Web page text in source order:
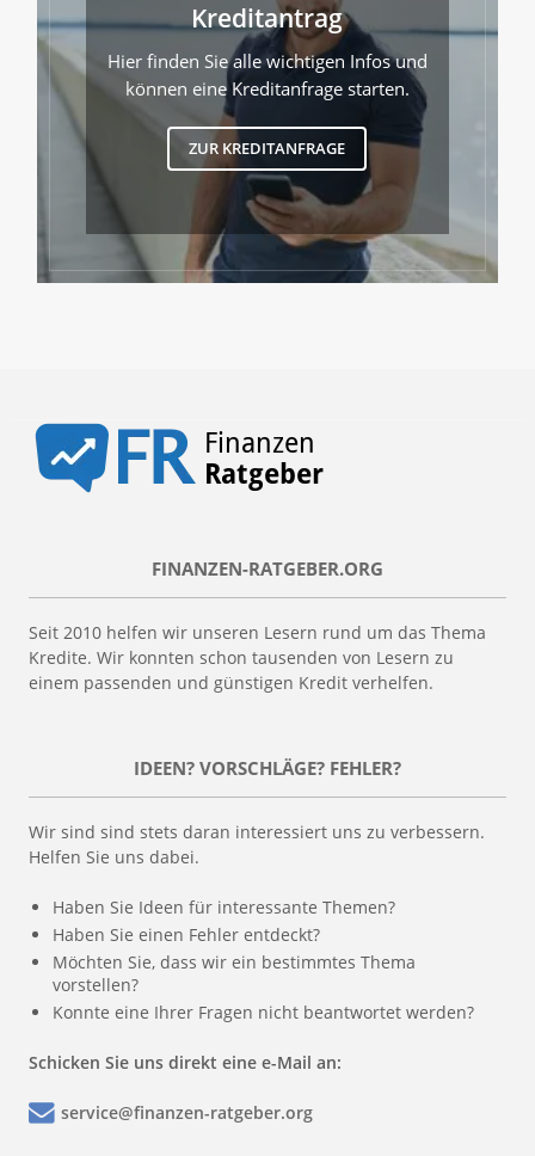
Kreditantrag
Hier finden Sie alle wichtigen Infos und
können eine Kreditanfrage starten.
ZUR KREDITANFRAGE
FINANZEN-RATGEBER.ORG
Seit 2010 helfen wir unseren Lesern rund um das Thema
Kredite. Wir konnten schon tausenden von Lesern zu
einem passenden und günstigen Kredit verhelfen.
IDEEN? VORSCHLÄGE? FEHLER?
Wir sind sind stets daran interessiert uns zu verbessern.
Helfen Sie uns dabei.
Haben Sie Ideen für interessante Themen?
Haben Sie einen Fehler entdeckt?
Möchten Sie, dass wir ein bestimmtes Thema
vorstellen?
Konnte eine Ihrer Fragen nicht beantwortet werden?
Schicken Sie uns direkt eine e-Mail an:
service@finanzen-ratgeber.org